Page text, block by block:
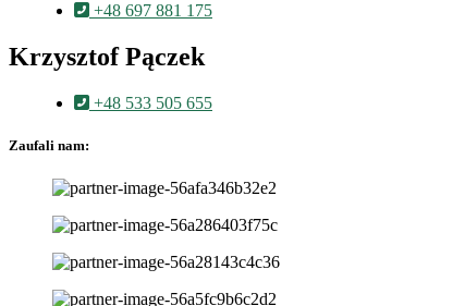
+48 697 881 175
Krzysztof Pączek
+48 533 505 655
Zaufali nam: